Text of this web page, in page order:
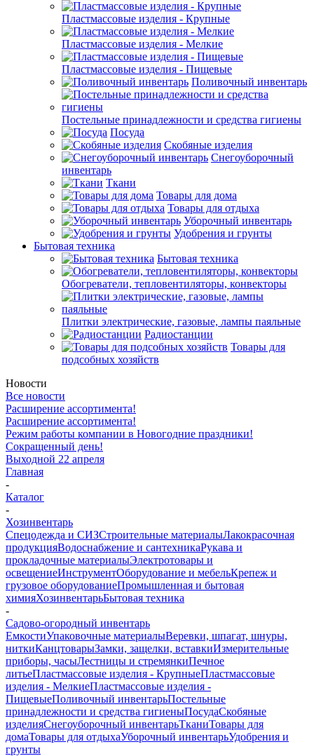
Пластмассовые изделия - Крупные
Пластмассовые изделия - Мелкие
Пластмассовые изделия - Пищевые
Поливочный инвентарь
Постельные принадлежности и средства гигиены
Посуда
Скобяные изделия
Снегоуборочный
инвентарь
Ткани
Товары для дома
Товары для отдыха
Уборочный инвентарь
Удобрения и грунты
Бытовая техника
Бытовая техника
Обогреватели, тепловентиляторы, конвекторы
Плитки электрические, газовые, лампы паяльные
Радиостанции
Товары для
подсобных хозяйств
Новости
Все новости
Расширение ассортимента!
Расширение ассортимента!
Режим работы компании в Новогодние праздники!
Сокращенный день!
Выходной 22 апреля
Главная
-
Каталог
-
Хозинвентарь
Спецодежда и СИЗСтроительные материалыЛакокрасочная
продукцияВодоснабжение и сантехникаРукава и
прокладочные материалыЭлектротовары и
освещениеИнструментОборудование и мебельКрепеж и
грузовое оборудованиеПромышленная и бытовая
химияХозинвентарьБытовая техника
-
Садово-огородный инвентарь
ЕмкостиУпаковочные материалыВеревки, шпагат, шнуры,
ниткиКанцтоварыЗамки, защелки, вставкиИзмерительные
приборы, часыЛестницы и стремянкиПечное
литьеПластмассовые изделия - КрупныеПластмассовые
изделия - МелкиеПластмассовые изделия -
ПищевыеПоливочный инвентарьПостельные
принадлежности и средства гигиеныПосудаСкобяные
изделияСнегоуборочный инвентарьТканиТовары для
домаТовары для отдыхаУборочный инвентарьУдобрения и
грунты